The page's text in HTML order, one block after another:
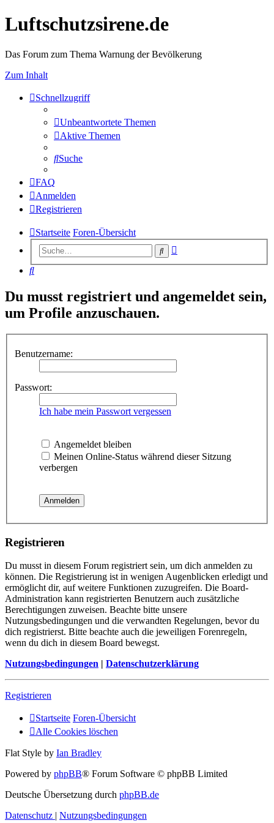
Luftschutzsirene.de
Das Forum zum Thema Warnung der Bevölkerung
Zum Inhalt
Schnellzugriff
Unbeantwortete Themen
Aktive Themen
Suche
FAQ
Anmelden
Registrieren
Startseite Foren-Übersicht
Suche
Suche
Du musst registriert und angemeldet sein,
um Profile anzuschauen.
Benutzername:
Passwort:
Ich habe mein Passwort vergessen
Angemeldet bleiben
Meinen Online-Status während dieser Sitzung
verbergen
Registrieren
Du musst in diesem Forum registriert sein, um dich anmelden zu
können. Die Registrierung ist in wenigen Augenblicken erledigt und
ermöglicht dir, auf weitere Funktionen zuzugreifen. Die Board-
Administration kann registrierten Benutzern auch zusätzliche
Berechtigungen zuweisen. Beachte bitte unsere
Nutzungsbedingungen und die verwandten Regelungen, bevor du
dich registrierst. Bitte beachte auch die jeweiligen Forenregeln,
wenn du dich in diesem Board bewegst.
Nutzungsbedingungen | Datenschutzerklärung
Registrieren
Startseite Foren-Übersicht
Alle Cookies löschen
Flat Style by Ian Bradley
Powered by phpBB® Forum Software © phpBB Limited
Deutsche Übersetzung durch phpBB.de
Datenschutz | Nutzungsbedingungen